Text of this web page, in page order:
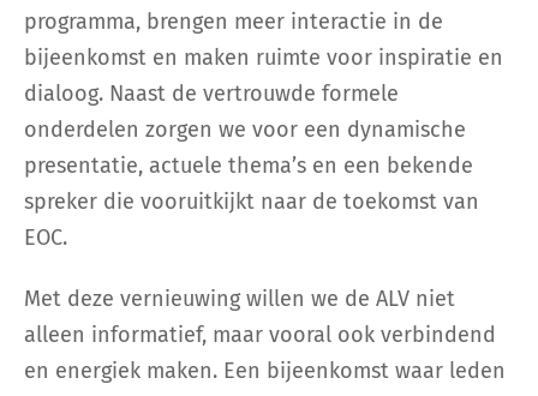
EOC
programma, brengen meer interactie in de
bijeenkomst en maken ruimte voor inspiratie en
dialoog. Naast de vertrouwde formele
onderdelen zorgen we voor een dynamische
presentatie, actuele thema’s en een bekende
spreker die vooruitkijkt naar de toekomst van
EOC.
Met deze vernieuwing willen we de ALV niet
alleen informatief, maar vooral ook verbindend
en energiek maken. Een bijeenkomst waar leden